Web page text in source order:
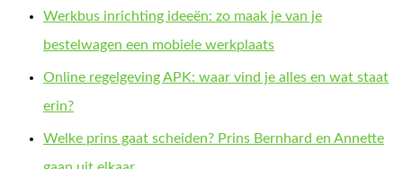
Werkbus inrichting ideeën: zo maak je van je
bestelwagen een mobiele werkplaats
Online regelgeving APK: waar vind je alles en wat staat
erin?
Welke prins gaat scheiden? Prins Bernhard en Annette